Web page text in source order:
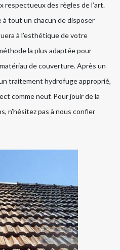
des règles de l’art.
tout un chacun de disposer
à l’esthétique de votre
la plus adaptée pour
de couverture. Après un
traitement hydrofuge approprié,
comme neuf. Pour jouir de la
n’hésitez pas à nous confier